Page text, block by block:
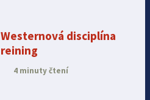
Westernová disciplína
reining
4 minuty čtení